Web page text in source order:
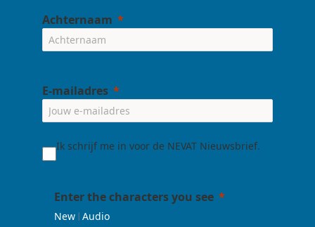
Achternaam
E-mailadres
Ik schrijf me in voor de NEVAT Nieuwsbrief.
Enter the characters you see
New | Audio